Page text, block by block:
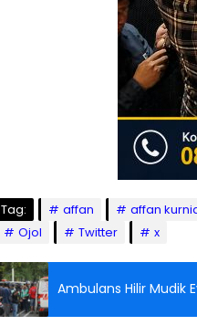
Tag: affan affan
Ojol
Twitter x
Ambulans Hilir Mudik